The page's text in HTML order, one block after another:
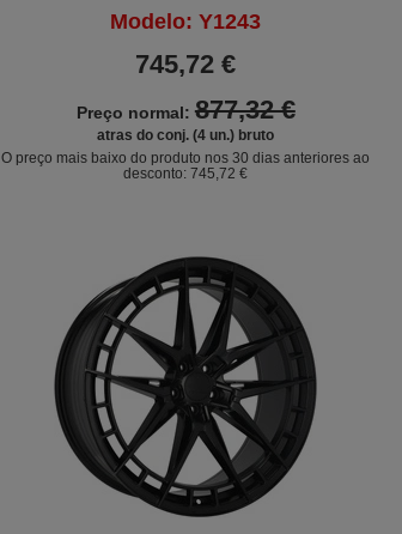
Modelo: Y1243
Preço normal: 877,32 €
745,72 €
atras do conj. (4 un.) bruto
O preço mais baixo do produto nos 30 dias anteriores ao
desconto:745,72 €